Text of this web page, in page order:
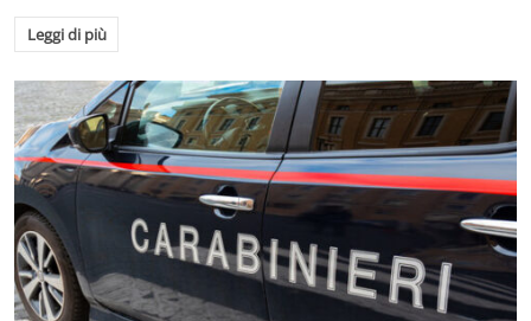
Leggi di più